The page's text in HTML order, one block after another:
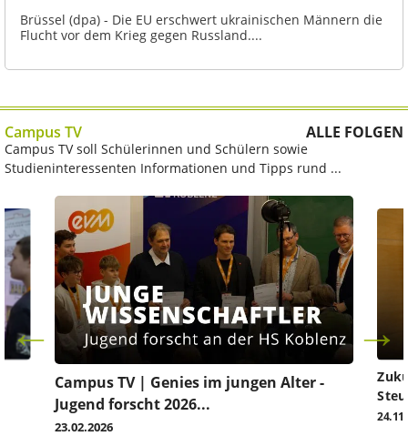
Brüssel (dpa) - Die EU erschwert ukrainischen Männern die
Flucht vor dem Krieg gegen Russland....
Campus TV ALLE FOLGEN
Campus TV soll Schülerinnen und Schülern sowie
Studieninteressenten Informationen und Tipps rund ...
Campus TV | Genies im jungen Alter -
Jugend forscht 2026...
23.02.2026